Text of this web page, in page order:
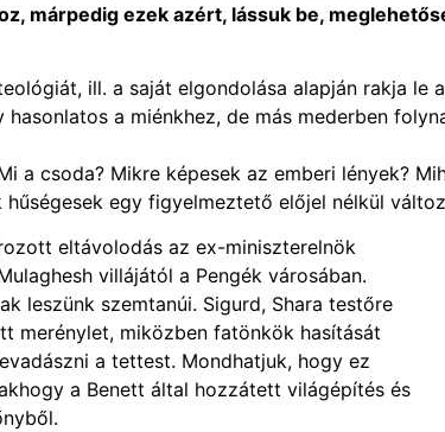
márpedig ezek azért, lássuk be,
ill. a saját elgondolása alapján rakja le
hasonlatos a miénkhez, de más mederben
a csoda? Mikre képesek az emberi lények?
hűségesek egy figyelmeztető előjel nélkül
eltávolodás az ex-miniszterelnök
villájától a Pengék városában.
leszünk szemtanúi. Sigurd, Shara testőre
merénylet, miközben fatönkök hasítását
a tettest. Mondhatjuk, hogy ez
a Benett által hozzátett világépítés és